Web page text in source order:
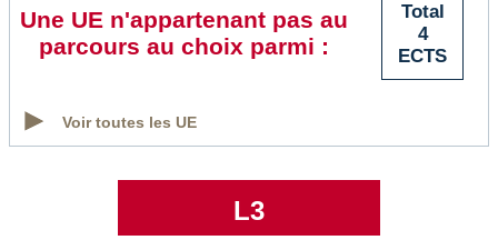
Total
4
ECTS
Une UE n'appartenant pas au
parcours au choix parmi :
Voir toutes les UE
L3